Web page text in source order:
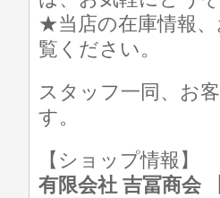
★当店の在庫情報
覧ください。
スタッフ一同、お
す。
【ショップ情報】
有限会社 吉冨商会